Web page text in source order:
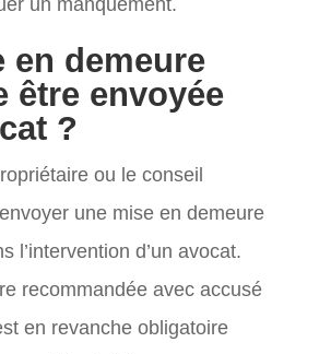
un manquement.
en demeure
être envoyée
?
ou le conseil
une mise en demeure
l’intervention d’un avocat.
recommandée avec accusé
en revanche obligatoire